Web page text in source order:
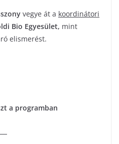
vegye át a koordinátori
Bio Egyesület, mint
elismerést.
a programban